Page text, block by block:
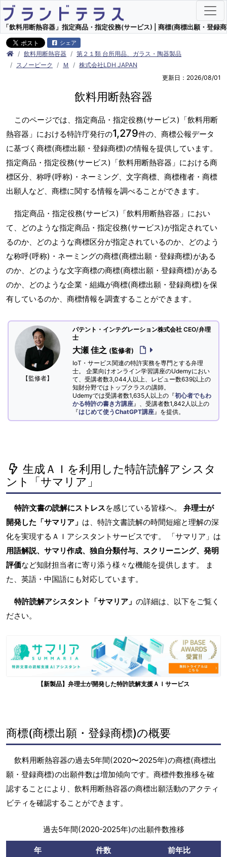
「飲料用断熱容器」指定商品・指定役務(サービス) | 商標(商標出願・登録
シェア
飲料用断熱容器
第２１類 台所用品、ガラス・陶器製品
スノーピーク
Ｍ
株式会社LDH JAPAN
更新日：2026/08/01
飲料用断熱容器
このページでは、指定商品・指定役務(サービス)「飲料用断
熱容器」における特許庁発行の1,279件の、商標公報データ
に基づく商標(商標出願・登録商標)の情報を提供しています。
指定商品・指定役務(サービス)「飲料用断熱容器」における商
標区分、称呼(呼称)・ネーミング、文字商標、商標権者・商標
出願人など、商標に関する情報を調べることができます。
指定商品・指定役務(サービス)「飲料用断熱容器」におい
て、どのような指定商品・指定役務(サービス)が指定されてい
るのか、どのような商標区分が指定されているのか、どのよう
な称呼(呼称)・ネーミングの商標(商標出願・登録商標)がある
のか、どのような文字商標の商標(商標出願・登録商標)がある
のか、どのような企業・組織が商標(商標出願・登録商標)を保
有しているのか、商標情報を調査することができます。
【監修者】
パテント・インテグレーション株式会社 CEO/弁理
士
大瀬 佳之 (監修者)
IoT・サービス関連の特許実務を専門とする弁理
士。 企業向けオンライン学習講座のUdemyにおい
て、受講者数3,044人以上、レビュー数639以上の
知財分野ではトップクラスの講師。
Udemyでは受講者数1,635人以上の『初心者でもわ
かる特許の書き方講座 』、受講者数1,842人以上の
『はじめて使うChatGPT講座 』を提供。
生成ＡＩを利用した特許読解アシスタ
ント「サマリア」
特許文書の読解にストレスを感じている皆様へ。 弁理士が
開発した「サマリア」 は、特許文書読解の時間短縮と理解の深
化を実現するＡＩアシスタントサービスです。 「サマリア」は
用語解説、サマリ作成、独自分類付与、スクリーニング、発明
評価など知財担当者に寄り添う様々な機能を提供します。 ま
た、英語・中国語にも対応しています。
特許読解アシスタント「サマリア」 の詳細は、以下をご覧く
ださい。
【新製品】弁理士が開発した特許読解支援ＡＩサービス
商標(商標出願・登録商標)の概要
飲料用断熱容器の過去5年間(2020〜2025年)の商標(商標出
願・登録商標)の出願件数は増加傾向です。商標件数推移を確
認することにより、飲料用断熱容器の商標出願活動のアクティ
ビティを確認することができます。
過去5年間(2020-2025年)の出願件数推移
年 件数
前年比